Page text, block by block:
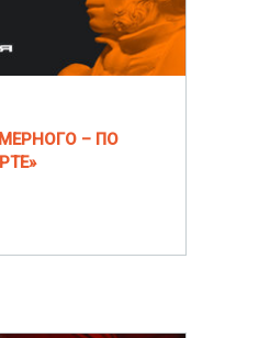
– ПО